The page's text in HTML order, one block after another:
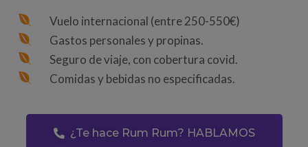
Vuelo internacional (entre 250-550€)
Gastos personales y propinas.
Seguro de viaje, con cobertura covid.
Comidas y bebidas no especificadas.
¿Te hace Rum Rum? HABLAMOS